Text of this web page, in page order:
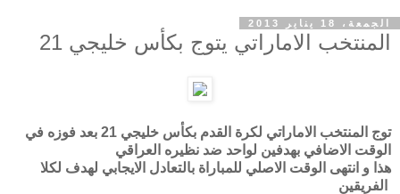
الجمعة، 18 يناير 2013
المنتخب الاماراتي يتوج بكأس خليجي 21
توج المنتخب الاماراتي لكرة القدم بكأس خليجي 21 بعد فوزه في
الوقت الاضافي بهدفين لواحد ضد نظيره العراقي
هذا و انتهى الوقت الاصلي للمباراة بالتعادل الايجابي لهدف لكلا